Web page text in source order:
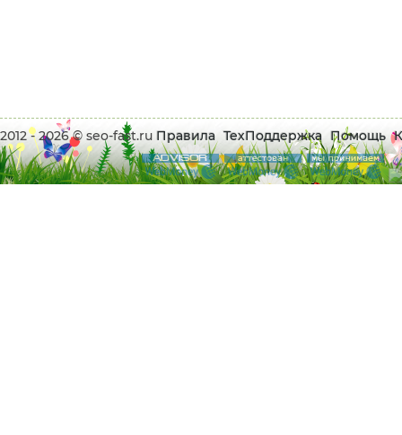
2012 - 2026 © seo-fast.ru Правила ТехПоддержка Помощь